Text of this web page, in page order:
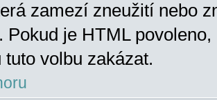
zamezí zneužití nebo
Pokud je HTML
tuto volbu zakázat.